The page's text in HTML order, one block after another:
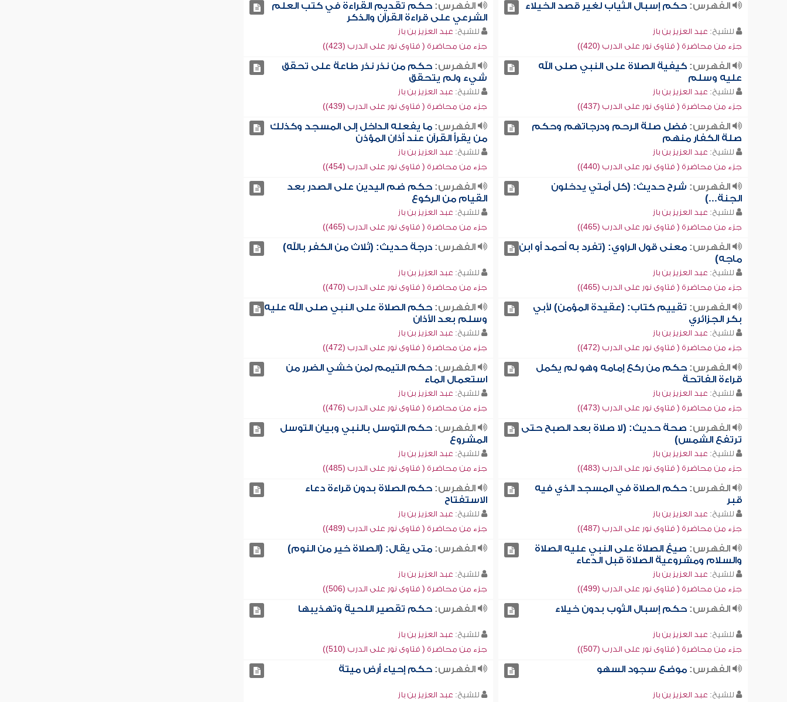
الفهرس:حكم إسبال الثياب لغير قصد الخيلاء
للشيخ: عبد العزيز بن باز
جزء من محاضرة ( فتاوى نور على الدرب (420))
الفهرس: حكم تقديم القراءة في كتب العلم
الشرعي على قراءة القرآن والذكر
للشيخ: عبد العزيز بن باز
جزء من محاضرة ( فتاوى نور على الدرب (423))
الفهرس:كيفية الصلاة على النبي صلى الله
عليه وسلم
للشيخ: عبد العزيز بن باز
جزء من محاضرة ( فتاوى نور على الدرب (437))
الفهرس: حكم من نذر نذر طاعة على تحقق
شيء ولم يتحقق
للشيخ: عبد العزيز بن باز
جزء من محاضرة ( فتاوى نور على الدرب (439))
الفهرس:فضل صلة الرحم ودرجاتهم وحكم
صلة الكفار منهم
للشيخ: عبد العزيز بن باز
جزء من محاضرة ( فتاوى نور على الدرب (440))
الفهرس: ما يفعله الداخل إلى المسجد وكذلك
من يقرأ القرآن عند أذان المؤذن
للشيخ: عبد العزيز بن باز
جزء من محاضرة ( فتاوى نور على الدرب (454))
الفهرس: شرح حديث: (كل أمتي يدخلون
الجنة...)
للشيخ: عبد العزيز بن باز
جزء من محاضرة ( فتاوى نور على الدرب (465))
الفهرس: حكم ضم اليدين على الصدر بعد
القيام من الركوع
للشيخ: عبد العزيز بن باز
جزء من محاضرة ( فتاوى نور على الدرب (465))
الفهرس:معنى قول الراوي: (تفرد به أحمد أو ابن
ماجه)
للشيخ: عبد العزيز بن باز
جزء من محاضرة ( فتاوى نور على الدرب (465))
الفهرس: درجة حديث: (ثلاث من الكفر بالله)
للشيخ: عبد العزيز بن باز
جزء من محاضرة ( فتاوى نور على الدرب (470))
الفهرس: تقييم كتاب: (عقيدة المؤمن) لأبي
بكر الجزائري
للشيخ: عبد العزيز بن باز
جزء من محاضرة ( فتاوى نور على الدرب (472))
الفهرس: حكم الصلاة على النبي صلى الله عليه
وسلم بعد الأذان
للشيخ: عبد العزيز بن باز
جزء من محاضرة ( فتاوى نور على الدرب (472))
الفهرس:حكم من ركع إمامه وهو لم يكمل
قراءة الفاتحة
للشيخ: عبد العزيز بن باز
جزء من محاضرة ( فتاوى نور على الدرب (473))
الفهرس: حكم التيمم لمن خشي الضرر من
استعمال الماء
للشيخ: عبد العزيز بن باز
جزء من محاضرة ( فتاوى نور على الدرب (476))
الفهرس: صحة حديث: (لا صلاة بعد الصبح حتى
ترتفع الشمس)
للشيخ: عبد العزيز بن باز
جزء من محاضرة ( فتاوى نور على الدرب (483))
الفهرس: حكم التوسل بالنبي وبيان التوسل
المشروع
للشيخ: عبد العزيز بن باز
جزء من محاضرة ( فتاوى نور على الدرب (485))
الفهرس:حكم الصلاة في المسجد الذي فيه
قبر
للشيخ: عبد العزيز بن باز
جزء من محاضرة ( فتاوى نور على الدرب (487))
الفهرس: حكم الصلاة بدون قراءة دعاء
الاستفتاح
للشيخ: عبد العزيز بن باز
جزء من محاضرة ( فتاوى نور على الدرب (489))
الفهرس: صيغ الصلاة على النبي عليه الصلاة
والسلام ومشروعية الصلاة قبل الدعاء
للشيخ: عبد العزيز بن باز
جزء من محاضرة ( فتاوى نور على الدرب (499))
الفهرس: متى يقال: (الصلاة خير من النوم)
للشيخ: عبد العزيز بن باز
جزء من محاضرة ( فتاوى نور على الدرب (506))
الفهرس:حكم إسبال الثوب بدون خيلاء
للشيخ: عبد العزيز بن باز
جزء من محاضرة ( فتاوى نور على الدرب (507))
الفهرس: حكم تقصير اللحية وتهذيبها
للشيخ: عبد العزيز بن باز
جزء من محاضرة ( فتاوى نور على الدرب (510))
الفهرس:موضع سجود السهو
للشيخ: عبد العزيز بن باز
الفهرس: حكم إحياء أرض ميتة
للشيخ: عبد العزيز بن باز